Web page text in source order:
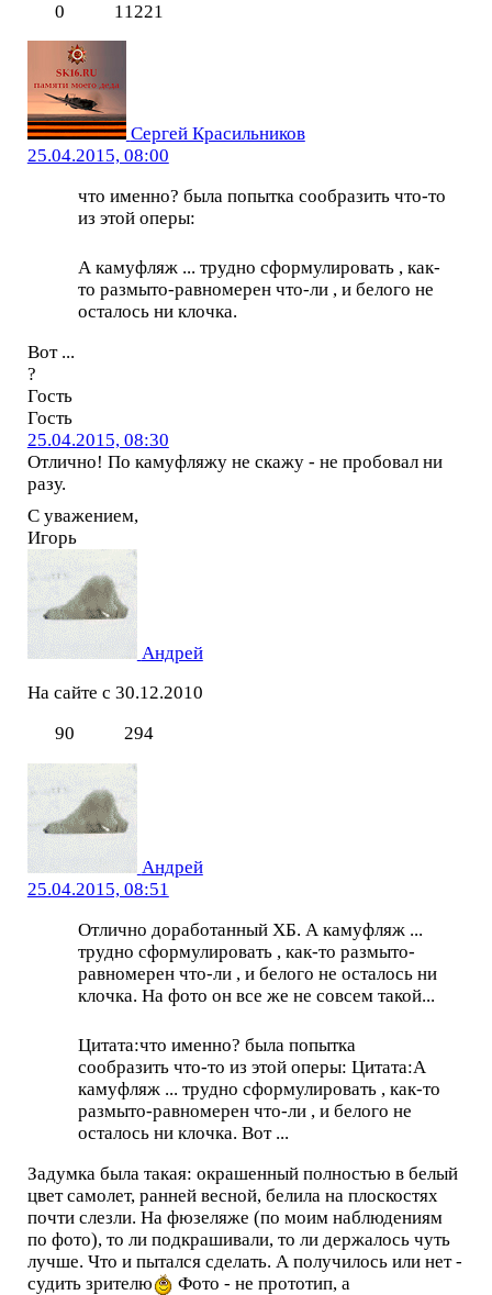
0 11221
Сергей Красильников
25.04.2015, 08:00
что именно? была попытка сообразить что-то
из этой оперы:
А камуфляж ... трудно сформулировать , как-
то размыто-равномерен что-ли , и белого не
осталось ни клочка.
Вот ...
?
Гость
Гость
25.04.2015, 08:30
Отлично! По камуфляжу не скажу - не пробовал ни
разу.
С уважением,
Игорь
Андрей
На сайте с 30.12.2010
90
294
Андрей
25.04.2015, 08:51
Отлично доработанный ХБ. А камуфляж ...
трудно сформулировать , как-то размыто-
равномерен что-ли , и белого не осталось ни
клочка. На фото он все же не совсем такой...
Цитата:что именно? была попытка
сообразить что-то из этой оперы: Цитата:А
камуфляж ... трудно сформулировать , как-то
размыто-равномерен что-ли , и белого не
осталось ни клочка. Вот ...
Задумка была такая: окрашенный полностью в белый
цвет самолет, ранней весной, белила на плоскостях
почти слезли. На фюзеляже (по моим наблюдениям
по фото), то ли подкрашивали, то ли держалось чуть
лучше. Что и пытался сделать. А получилось или нет -
судить зрителю
Фото - не прототип, а